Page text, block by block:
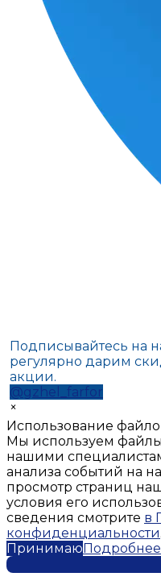
Подписывайтесь на
регулярно дарим
акции.
@gzhel_farfor
×
Использование
Мы используем
нашими
анализа событий на
просмотр страниц
условия его
сведения смотрите в
конфиденциальности
ПринимаюПодробнее